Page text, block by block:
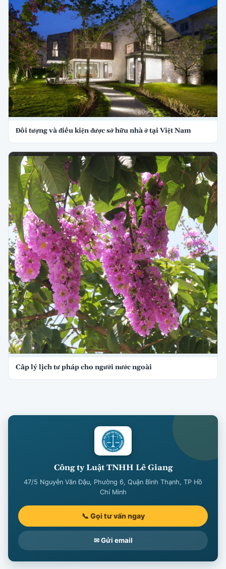
Đối tượng và điều kiện được sở hữu nhà ở tại Việt Nam
Cấp lý lịch tư pháp cho người nước ngoài
Công ty Luật TNHH Lê Giang
47/5 Nguyễn Văn Đậu, Phường 6, Quận Bình Thạnh, TP Hồ
Chí Minh
📞 Gọi tư vấn ngay
✉ Gửi email